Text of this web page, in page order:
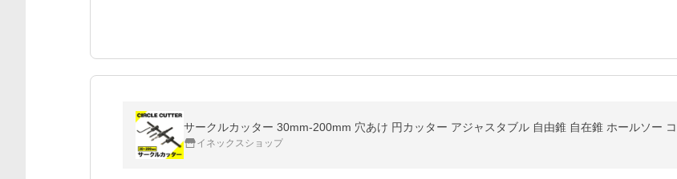
サークルカッター 30mm-200mm 穴あけ 円カッター アジャスタブル 自由錐 自在錐 ホールソー
イネックスショップ